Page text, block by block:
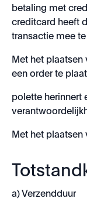
betaling met
creditcard heeft
transactie mee
Met het
een order te
polette herinnert
Met het
a) Verzendduur